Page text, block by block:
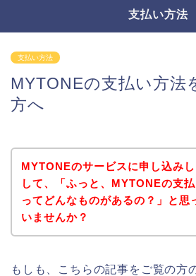
支払い方法
支払い方法
MYTONEの支払い方法
方へ
MYTONEのサービスに申し込みし
して、「ふっと、MYTONEの支
ってどんなものがあるの？」と思
いませんか？
もしも、こちらの記事をご覧の方